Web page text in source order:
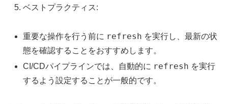
ベストプラクティス:
重要な操作を行う前に refresh を実行し、最新の状
態を確認することをおすすめします。
CI/CDパイプラインでは、自動的に refresh を実行
するよう設定することが一般的です。